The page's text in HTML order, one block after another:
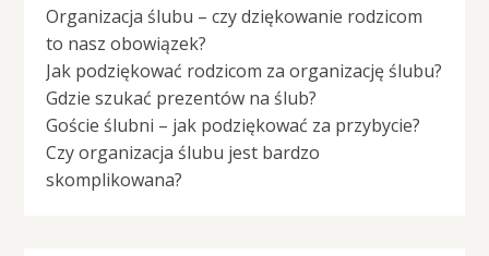
Organizacja ślubu – czy dziękowanie rodzicom
to nasz obowiązek?
Jak podziękować rodzicom za organizację ślubu?
Gdzie szukać prezentów na ślub?
Goście ślubni – jak podziękować za przybycie?
Czy organizacja ślubu jest bardzo
skomplikowana?